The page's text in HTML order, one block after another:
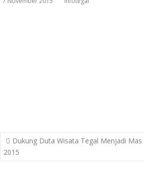
Post
navigation
Dukung Duta Wisata Tegal Menjadi Mas
2015